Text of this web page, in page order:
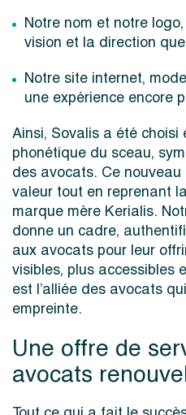
Notre nom et notre
vision et la direction
Notre site internet,
une expérience encore
Ainsi, Sovalis a été choisi
phonétique du sceau,
des avocats. Ce nouveau
valeur tout en reprenant
marque mère Kerialis.
donne un cadre,
aux avocats pour leur
visibles, plus accessibles
est l’alliée des avocats
empreinte.
Une offre de
avocats